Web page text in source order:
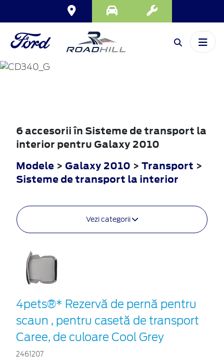
GALAXY
6 accesorii în Sisteme de transport la
interior pentru Galaxy 2010
Modele > Galaxy 2010 > Transport >
Sisteme de transport la interior
Vezi categorii
4pets®* Rezervă de pernă pentru
scaun , pentru casetă de transport
Caree, de culoare Cool Grey
2461207